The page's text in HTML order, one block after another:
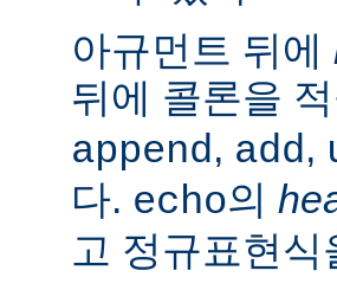
아규먼트 뒤에
뒤에 콜론을
append, add,
다. echo의
고 정규표현